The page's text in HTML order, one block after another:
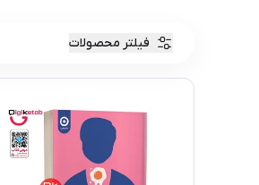
فیلتر محصولات